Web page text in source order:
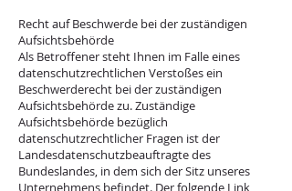
Recht auf Beschwerde bei der zuständigen
Aufsichtsbehörde
Als Betroffener steht Ihnen im Falle eines
datenschutzrechtlichen Verstoßes ein
Beschwerderecht bei der zuständigen
Aufsichtsbehörde zu. Zuständige
Aufsichtsbehörde bezüglich
datenschutzrechtlicher Fragen ist der
Landesdatenschutzbeauftragte des
Bundeslandes, in dem sich der Sitz unseres
Unternehmens befindet. Der folgende Link